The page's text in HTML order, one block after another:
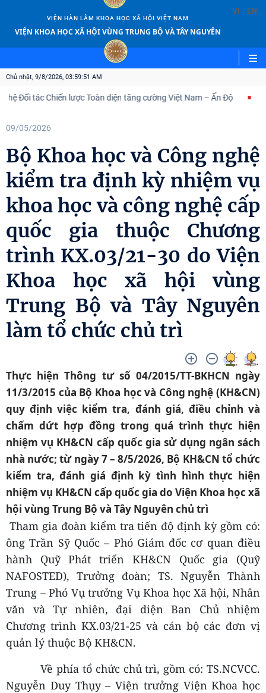
VIỆN HÀN LÂM KHOA HỌC XÃ HỘI VIỆT NAM
VIỆN KHOA HỌC XÃ HỘI VÙNG TRUNG BỘ VÀ TÂY NGUYÊN
VI | EN
Chủ nhật, 9/8/2026, 03:59:52 AM
Chiến lược Toàn diện tăng cường Việt Nam – Ấn Độ Viện
09/05/2026
Bộ Khoa học và Công nghệ
kiểm tra định kỳ nhiệm vụ
khoa học và công nghệ cấp
quốc gia thuộc Chương
trình KX.03/21-30 do Viện
Khoa học xã hội vùng
Trung Bộ và Tây Nguyên
làm tổ chức chủ trì
Thực hiện Thông tư số 04/2015/TT-BKHCN ngày
11/3/2015 của Bộ Khoa học và Công nghệ (KH&CN)
quy định việc kiểm tra, đánh giá, điều chỉnh và
chấm dứt hợp đồng trong quá trình thực hiện
nhiệm vụ KH&CN cấp quốc gia sử dụng ngân sách
nhà nước; từ ngày 7 – 8/5/2026, Bộ KH&CN tổ chức
kiểm tra, đánh giá định kỳ tình hình thực hiện
nhiệm vụ KH&CN cấp quốc gia do Viện Khoa học xã
hội vùng Trung Bộ và Tây Nguyên chủ trì
Tham gia đoàn kiểm tra tiến độ định kỳ gồm có:
ông Trần Sỹ Quốc – Phó Giám đốc cơ quan điều
hành
Quỹ Phát triển KH&CN Quốc gia (Quỹ
NAFOSTED), Trưởng đoàn; TS. Nguyễn Thành
Trung – Phó Vụ trưởng Vụ Khoa học Xã hội, Nhân
văn và Tự nhiên, đại diện Ban Chủ nhiệm
Chương trình KX.03/21-25 và cán bộ các đơn vị
quản lý thuộc Bộ KH&CN.
Về phía tổ chức chủ trì, gồm có: TS.NCVCC.
Nguyễn Duy Thụy – Viện trưởng Viện Khoa học